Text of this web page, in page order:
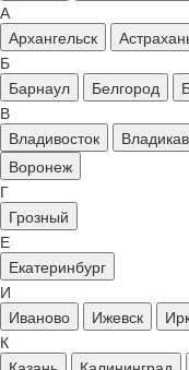
А
Архангельск
Б
Барнаул
Белгород
В
Владивосток
Воронеж
Г
Грозный
Е
Екатеринбург
И
Иваново
Ижевск
К